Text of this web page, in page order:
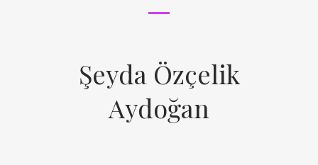
Şeyda Özçelik
Aydoğan